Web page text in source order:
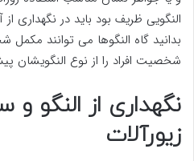
النگویی ظریف بود باید در
بدانید گاه النگوها می توانند
شخصیت افراد را از نوع النگویشان
نگهداری از النگو و
زیورآلات